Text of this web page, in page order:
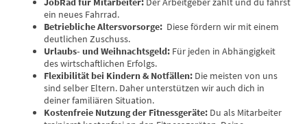
ein neues Fahrrad.
Betriebliche Altersvorsorge: Diese fördern wir mit einem
deutlichen Zuschuss.
Urlaubs- und Weihnachtsgeld: Für jeden in Abhängigkeit
des wirtschaftlichen Erfolgs.
Flexibilität bei Kindern & Notfällen: Die meisten von uns
sind selber Eltern. Daher unterstützen wir auch dich in
deiner familiären Situation.
Kostenfreie Nutzung der Fitnessgeräte: Du als Mitarbeiter